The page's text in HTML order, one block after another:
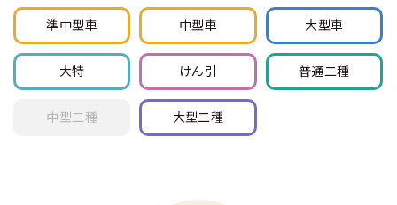
準中型車 中型車 大型車
大特 けん引 普通二種
中型二種 大型二種